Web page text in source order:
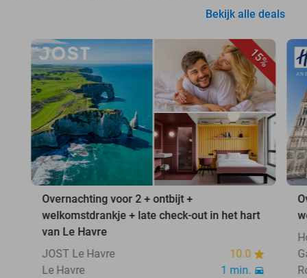
Bekijk alle deals
15%
Overnachting voor 2 + ontbijt +
welkomstdrankje + late check-out in het hart
van Le Havre
JOST Le Havre
10.0
Le Havre
1 min.